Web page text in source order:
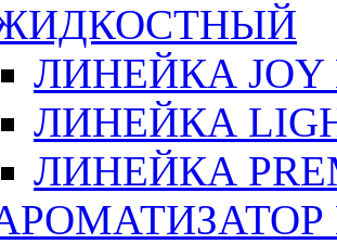
ЛИНЕЙКА JOY
ЛИНЕЙКА
ЛИНЕЙКА